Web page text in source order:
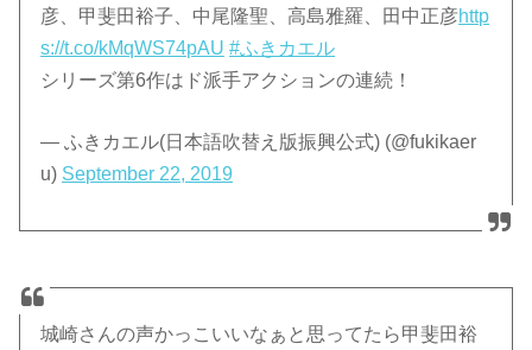
彦、甲斐田裕子、中尾隆聖、高島雅羅、田中正彦http
s://t.co/kMqWS74pAU #ふきカエル
シリーズ第6作はド派手アクションの連続！
— ふきカエル(日本語吹替え版振興公式) (@fukikaer
u) September 22, 2019
城崎さんの声かっこいいなぁと思ってたら甲斐田裕